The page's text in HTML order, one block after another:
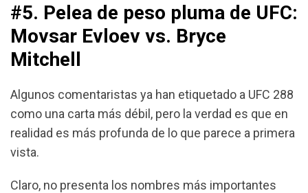
#5. Pelea de peso pluma de UFC:
Movsar Evloev vs. Bryce
Mitchell
Algunos comentaristas ya han etiquetado a UFC 288
como una carta más débil, pero la verdad es que en
realidad es más profunda de lo que parece a primera
vista.
Claro, no presenta los nombres más importantes